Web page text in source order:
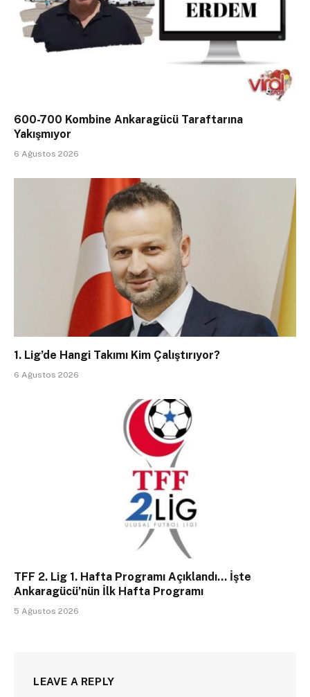
600-700 Kombine Ankaragücü Taraftarına
Yakışmıyor
6 Ağustos 2026
1. Lig’de Hangi Takımı Kim Çalıştırıyor?
6 Ağustos 2026
TFF 2. Lig 1. Hafta Programı Açıklandı… İşte
Ankaragücü’nün İlk Hafta Programı
5 Ağustos 2026
LEAVE A REPLY